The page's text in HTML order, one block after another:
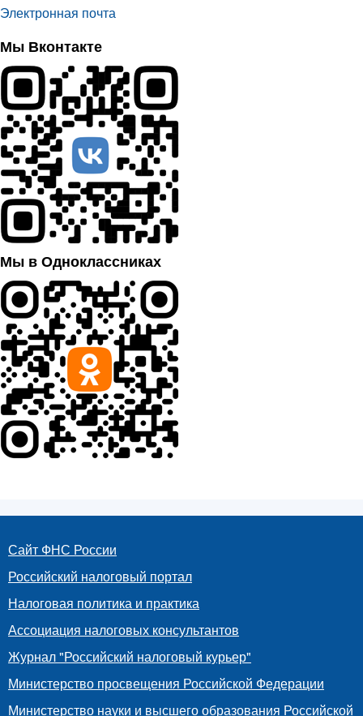
Электронная почта
Мы Вконтакте
Мы в Одноклассниках
Сайт ФНС России
Российский налоговый портал
Налоговая политика и практика
Ассоциация налоговых консультантов
Журнал "Российский налоговый курьер"
Министерство просвещения Российской Федерации
Министерство науки и высшего образования Российской